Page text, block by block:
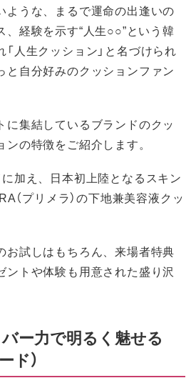
ような、まるで運命の出逢いの
、経験を示す“人生○○”という韓
人生クッション」と名づけられ
と自分好みのクッションファン
に集結しているブランドのクッ
の特徴をご紹介します。
加え、日本初上陸となるスキン
（プリメラ）の下地兼美容液クッ
お試しはもちろん、来場者特典
ントや体験も用意された盛り沢
ー力で明るく魅せる
ド）